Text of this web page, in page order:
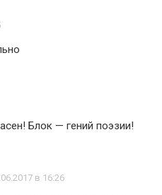
Блок — гений поэзии!
в 16:26